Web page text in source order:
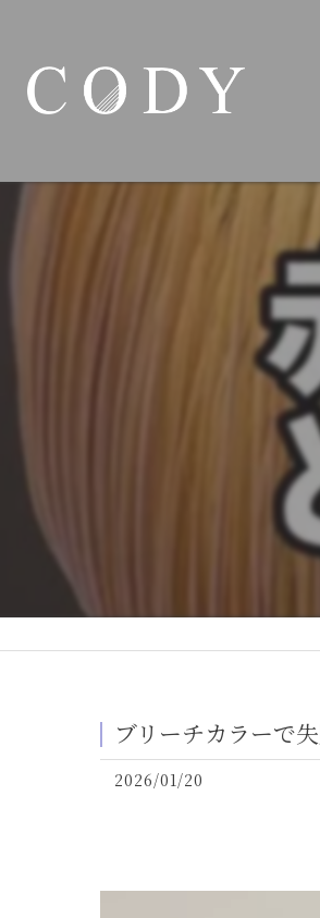
ブリーチカラーで
2026/01/20